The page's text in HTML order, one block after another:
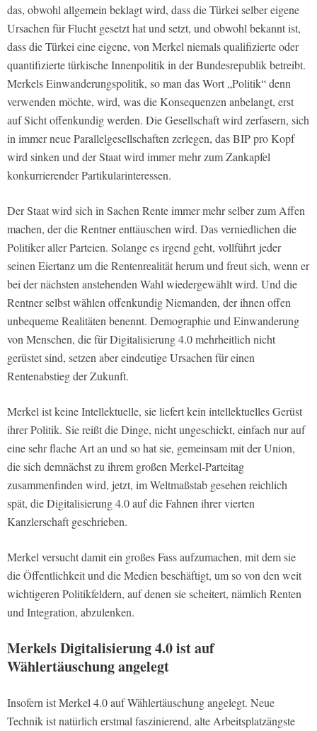
das, obwohl allgemein beklagt wird, dass die Türkei selber eigene
Ursachen für Flucht gesetzt hat und setzt, und obwohl bekannt ist,
dass die Türkei eine eigene, von Merkel niemals qualifizierte oder
quantifizierte türkische Innenpolitik in der Bundesrepublik betreibt.
Merkels Einwanderungspolitik, so man das Wort „Politik“ denn
verwenden möchte, wird, was die Konsequenzen anbelangt, erst
auf Sicht offenkundig werden. Die Gesellschaft wird zerfasern, sich
in immer neue Parallelgesellschaften zerlegen, das BIP pro Kopf
wird sinken und der Staat wird immer mehr zum Zankapfel
konkurrierender Partikularinteressen.
Der Staat wird sich in Sachen Rente immer mehr selber zum Affen
machen, der die Rentner enttäuschen wird. Das verniedlichen die
Politiker aller Parteien. Solange es irgend geht, vollführt jeder
seinen Eiertanz um die Rentenrealität herum und freut sich, wenn er
bei der nächsten anstehenden Wahl wiedergewählt wird. Und die
Rentner selbst wählen offenkundig Niemanden, der ihnen offen
unbequeme Realitäten benennt. Demographie und Einwanderung
von Menschen, die für Digitalisierung 4.0 mehrheitlich nicht
gerüstet sind, setzen aber eindeutige Ursachen für einen
Rentenabstieg der Zukunft.
Merkel ist keine Intellektuelle, sie liefert kein intellektuelles Gerüst
ihrer Politik. Sie reißt die Dinge, nicht ungeschickt, einfach nur auf
eine sehr flache Art an und so hat sie, gemeinsam mit der Union,
die sich demnächst zu ihrem großen Merkel-Parteitag
zusammenfinden wird, jetzt, im Weltmaßstab gesehen reichlich
spät, die Digitalisierung 4.0 auf die Fahnen ihrer vierten
Kanzlerschaft geschrieben.
Merkel versucht damit ein großes Fass aufzumachen, mit dem sie
die Öffentlichkeit und die Medien beschäftigt, um so von den weit
wichtigeren Politikfeldern, auf denen sie scheitert, nämlich Renten
und Integration, abzulenken.
Merkels Digitalisierung 4.0 ist auf
Wählertäuschung angelegt
Insofern ist Merkel 4.0 auf Wählertäuschung angelegt. Neue
Technik ist natürlich erstmal faszinierend, alte Arbeitsplatzängste